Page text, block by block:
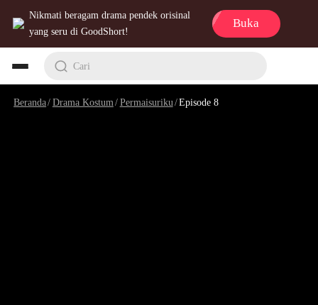
Nikmati beragam drama pendek orisinal
yang seru di GoodShort!
Buka
Cari
Beranda/Drama Kostum /Permaisuriku/Episode 8